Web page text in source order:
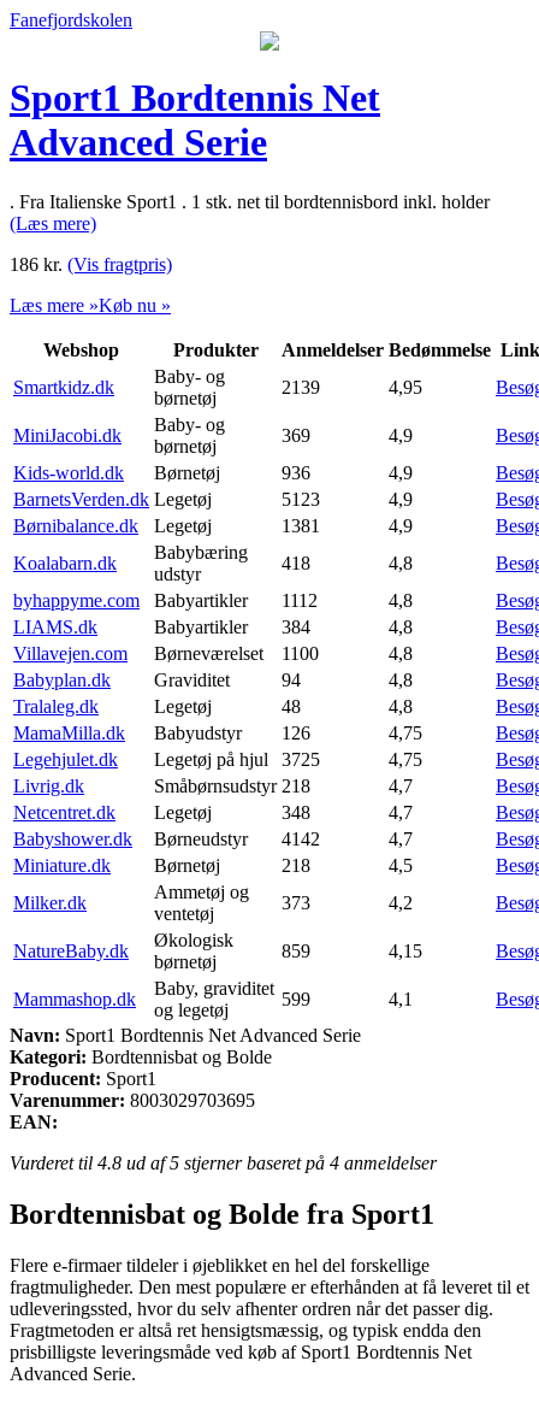
Fanefjordskolen
Sport1 Bordtennis Net
Advanced Serie
. Fra Italienske Sport1 . 1 stk. net til bordtennisbord inkl. holder
(Læs mere)
186 kr. (Vis fragtpris)
Læs mere »Køb nu »
Webshop Produkter Anmeldelser Bedømmelse Link
Smartkidz.dk
Baby- og
børnetøj
2139 4,95
MiniJacobi.dk
Baby- og
børnetøj
369 4,9
Kids-world.dk
Børnetøj 936 4,9
BarnetsVerden.dk Legetøj 5123 4,9
Børnibalance.dk
Legetøj 1381 4,9
Koalabarn.dk
Babybæring
udstyr
418 4,8
byhappyme.com
Babyartikler 1112 4,8
LIAMS.dk
Babyartikler 384 4,8
Villavejen.com
Børneværelset 1100 4,8
Babyplan.dk
Graviditet 94 4,8
Tralaleg.dk
Legetøj 48 4,8
MamaMilla.dk
Babyudstyr 126 4,75
Legehjulet.dk
Legetøj på hjul 3725 4,75
Livrig.dk
Småbørnsudstyr 218 4,7
Netcentret.dk
Legetøj 348 4,7
Babyshower.dk
Børneudstyr 4142 4,7
Miniature.dk
Børnetøj 218 4,5
Milker.dk
Ammetøj og
ventetøj
373 4,2
NatureBaby.dk
Økologisk
børnetøj
859 4,15
Mammashop.dk
Baby, graviditet
og legetøj
599 4,1
Navn: Sport1 Bordtennis Net Advanced Serie
Kategori: Bordtennisbat og Bolde
Producent: Sport1
Varenummer: 8003029703695
EAN:
Vurderet til 4.8 ud af 5 stjerner baseret på 4 anmeldelser
Bordtennisbat og Bolde fra Sport1
Flere e-firmaer tildeler i øjeblikket en hel del forskellige
fragtmuligheder. Den mest populære er efterhånden at få leveret til et
udleveringssted, hvor du selv afhenter ordren når det passer dig.
Fragtmetoden er altså ret hensigtsmæssig, og typisk endda den
prisbilligste leveringsmåde ved køb af Sport1 Bordtennis Net
Advanced Serie.